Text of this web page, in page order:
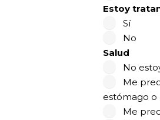
Estoy
Sí
No
Salud
No
Me
estómago o
Me